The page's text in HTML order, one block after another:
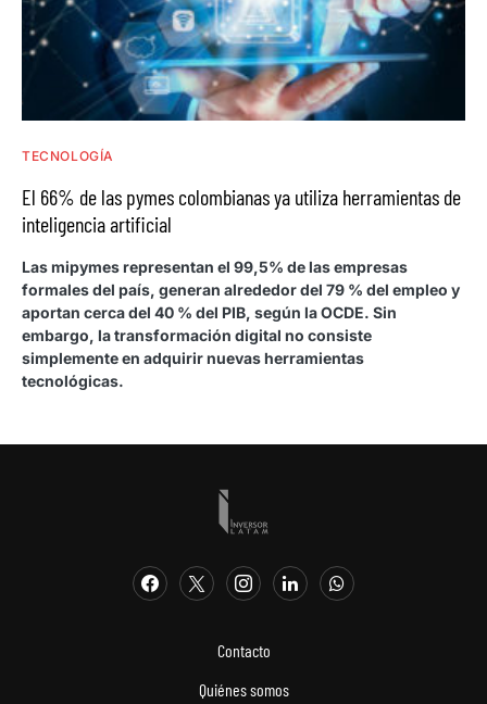
TECNOLOGÍA
El 66% de las pymes colombianas ya utiliza herramientas de
inteligencia artificial
Las mipymes representan el 99,5% de las empresas
formales del país, generan alrededor del 79 % del empleo y
aportan cerca del 40 % del PIB, según la OCDE. Sin
embargo, la transformación digital no consiste
simplemente en adquirir nuevas herramientas
tecnológicas.
Contacto
Quiénes somos